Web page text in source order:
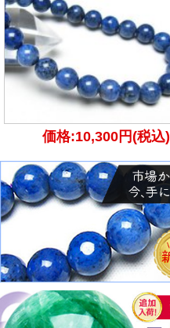
価格:10,300円(税込)